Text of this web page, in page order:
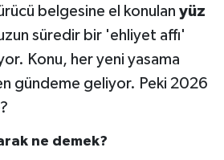
belgesine el konulan yüz
süredir bir 'ehliyet affı'
Konu, her yeni yasama
gündeme geliyor. Peki 2026
ne demek?